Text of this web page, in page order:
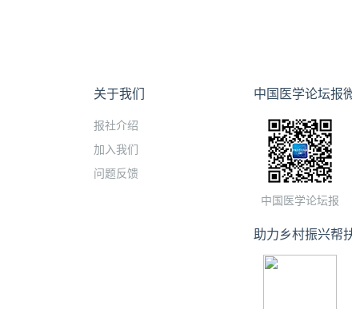
关于我们
报社介绍
加入我们
问题反馈
中国医学论坛报
中国医学论坛报
助力乡村振兴帮